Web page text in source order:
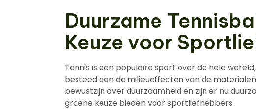
Duurzame
Keuze voor
Tennis is een populaire sport over de hele
besteed aan de milieueffecten van de
bewustzijn over duurzaamheid en zijn er nu
groene keuze bieden voor sportliefhebbers.